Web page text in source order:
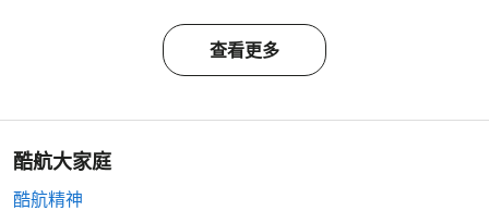
查看更多
酷航大家庭
酷航精神